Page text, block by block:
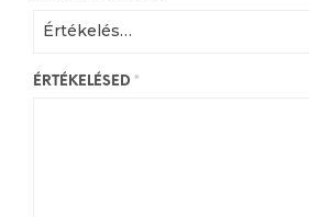
ÉRTÉKELÉSED *